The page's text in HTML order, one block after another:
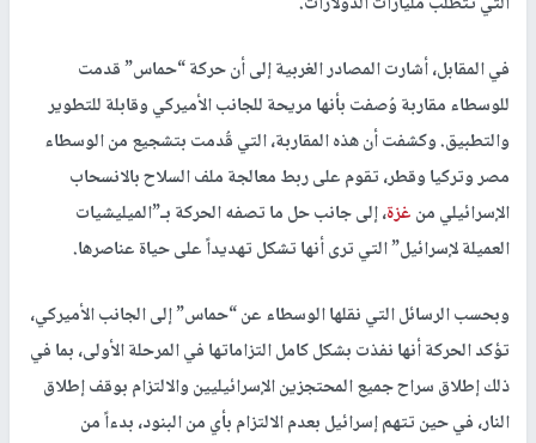
في المقابل، أشارت المصادر الغربية إلى أن حركة “حماس” قدمت
للوسطاء مقاربة وُصفت بأنها مريحة للجانب الأميركي وقابلة للتطوير
والتطبيق. وكشفت أن هذه المقاربة، التي قُدمت بتشجيع من الوسطاء
مصر وتركيا وقطر، تقوم على ربط معالجة ملف السلاح بالانسحاب
الإسرائيلي منغزة، إلى جانب حل ما تصفه الحركة بـ”الميليشيات
العميلة لإسرائيل” التي ترى أنها تشكل تهديداً على حياة عناصرها.
وبحسب الرسائل التي نقلها الوسطاء عن “حماس” إلى الجانب الأميركي،
تؤكد الحركة أنها نفذت بشكل كامل التزاماتها في المرحلة الأولى، بما في
ذلك إطلاق سراح جميع المحتجزين الإسرائيليين والالتزام بوقف إطلاق
النار، في حين تتهم إسرائيل بعدم الالتزام بأي من البنود، بدءاً من